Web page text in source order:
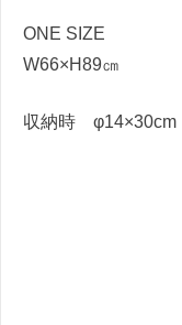
ONE SIZE
W66×H89㎝
収納時 φ14×30cm